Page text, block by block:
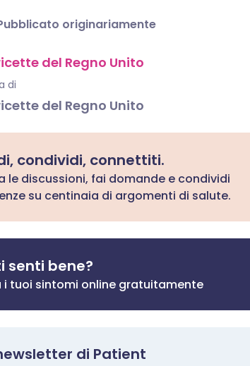
originariamente
del Regno Unito
di
del Regno Unito
condividi, connettiti.
le discussioni, fai domande e condividi
su centinaia di argomenti di salute.
senti bene?
i tuoi sintomi online gratuitamente
di Patient